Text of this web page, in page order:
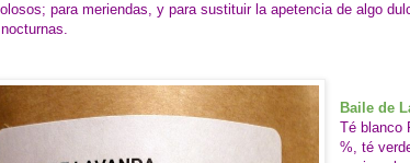
para meriendas, y para sustituir la apetencia de algo
Baile de
Té blanco
%, té